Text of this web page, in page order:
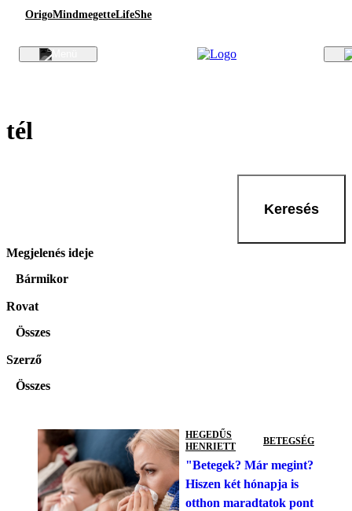
OrigoMindmegetteLifeShe
tél
Keresés
Megjelenés ideje
Bármikor
Rovat
Összes
Szerző
Összes
HEGEDŰS
HENRIETT
BETEGSÉG
"Betegek? Már megint?
Hiszen két hónapja is
otthon maradtatok pont